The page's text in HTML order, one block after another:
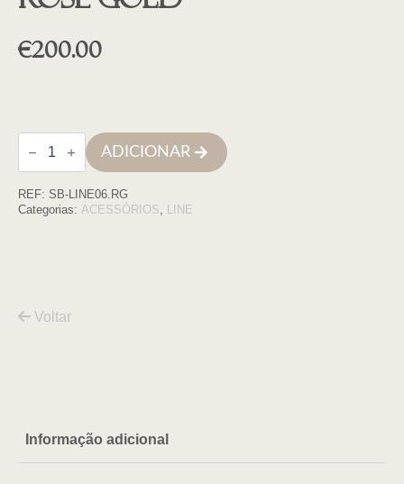
€200.00
Quantidade
de
Porta
LINE
rose
ADICIONAR
REF: SB-LINE06.RG
Categorias: ACESSÓRIOS, LINE
Voltar
Informação adicional